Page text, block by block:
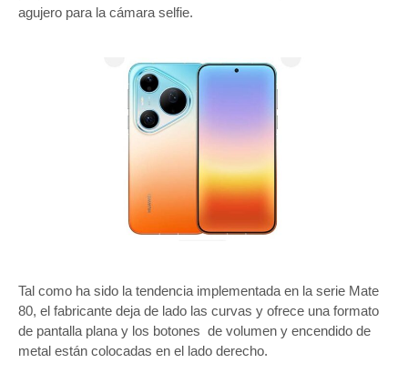
agujero para la cámara selfie.
Tal como ha sido la tendencia implementada en la serie Mate
80, el fabricante deja de lado las curvas y ofrece una formato
de pantalla plana y los botones de volumen y encendido de
metal están colocadas en el lado derecho.